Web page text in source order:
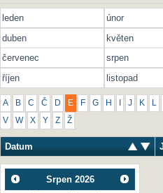
leden únor
duben
květen
červenec
srpen
říjen
listopad
A B C Č D E F G H J K L
V W X Y Z Ž
Datum
Srpen 2026